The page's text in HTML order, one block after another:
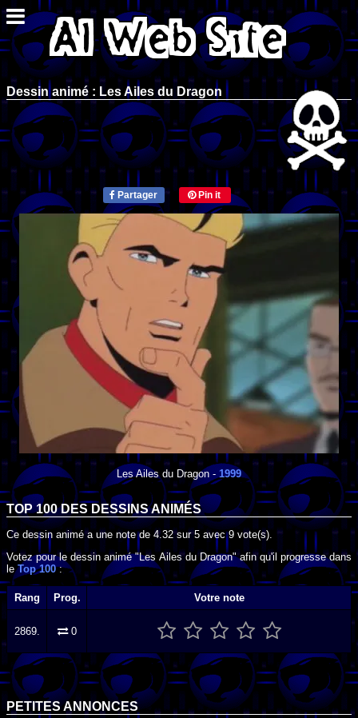
Dessin animé : Les Ailes du Dragon
Partager Pin it
Les Ailes du Dragon - 1999
TOP 100 DES DESSINS ANIMÉS
Ce dessin animé a une note de 4.32sur5 avec9 vote(s).
Votez pour le dessin animé "Les Ailes du Dragon" afin qu'il progresse dans
leTop 100:
Rang Prog. Votre note
2869. 0
PETITES ANNONCES